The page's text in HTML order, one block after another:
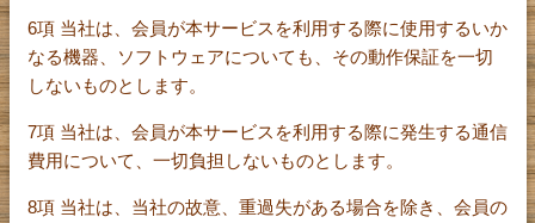
6項 当社は、会員が本サービスを利用する際に使用するいか
なる機器、ソフトウェアについても、その動作保証を一切
しないものとします。
7項 当社は、会員が本サービスを利用する際に発生する通信
費用について、一切負担しないものとします。
8項 当社は、当社の故意、重過失がある場合を除き、会員の